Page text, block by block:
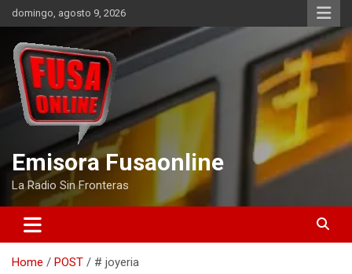
Skip
to
content
domingo, agosto 9, 2026
Emisora Fusaonline
La Radio Sin Fronteras
Home POST # joyeria